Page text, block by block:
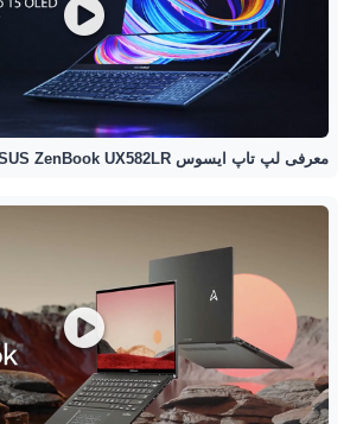
معرفی لپ تاپ ایسوس ASUS ZenBook UX582LR